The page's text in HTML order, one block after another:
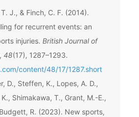
J., & Finch, C. F. (2014).
for recurrent events: an
injuries. British Journal of
48(17), 1287–1293.
content/48/17/1287.short
D., Steffen, K., Lopes, A. D.,
Shimakawa, T., Grant, M.-E.,
R. (2023). New sports,